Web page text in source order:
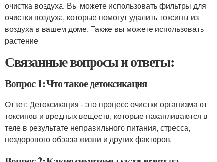
очистка воздуха. Вы можете использовать фильтры для
очистки воздуха, которые помогут удалить токсины из
воздуха в вашем доме. Также вы можете использовать
растение
Связанные вопросы и ответы:
Вопрос 1: Что такое детоксикация
Ответ: Детоксикация - это процесс очистки организма от
токсинов и вредных веществ, которые накапливаются в
теле в результате неправильного питания, стресса,
нездорового образа жизни и других факторов.